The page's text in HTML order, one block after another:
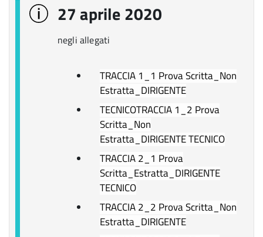
27 aprile 2020
negli allegati
TRACCIA 1_1 Prova Scritta_Non
Estratta_DIRIGENTE
TECNICOTRACCIA 1_2 Prova
Scritta_Non
Estratta_DIRIGENTE TECNICO
TRACCIA 2_1 Prova
Scritta_Estratta_DIRIGENTE
TECNICO
TRACCIA 2_2 Prova Scritta_Non
Estratta_DIRIGENTE